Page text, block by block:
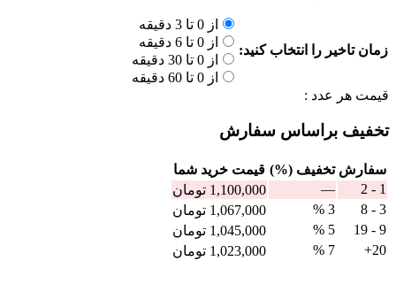
زمان تاخیر را انتخاب کنید:
از 0 تا 3 دقیقه
از 0 تا 6 دقیقه
از 0 تا 30 دقیقه
از 0 تا 60 دقیقه
قیمت هر عدد :
تخفیف براساس سفارش
سفارش تخفیف (%) قيمت خرید شما
1 - 2
—
1,100,000 تومان
3 - 8
3 %
1,067,000 تومان
9 - 19
5 %
1,045,000 تومان
20+
7 %
1,023,000 تومان